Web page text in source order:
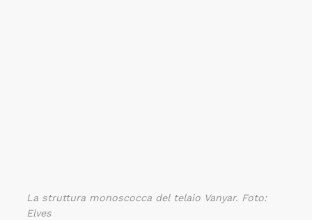
La struttura monoscocca del telaio Vanyar. Foto:
Elves